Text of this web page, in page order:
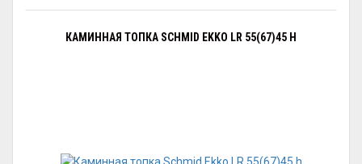
КАМИННАЯ ТОПКА SCHMID EKKO LR 55(67)45 H